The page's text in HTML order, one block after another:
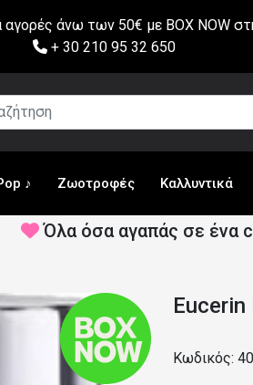
άνω των 50€ με BOX NOW
+ 30 210 95 32 650
♪ Ζωοτροφές Καλλυντικά
Όλα όσα αγαπάς σε ένα
Κωδικός: